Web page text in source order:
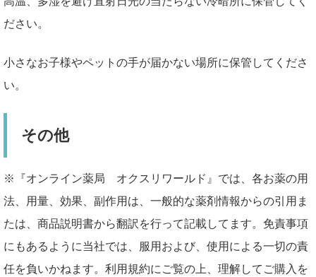
ださい。
小さなお子様やペットの手が届かない場所に保管してくださ
い。
その他
※『オンライン薬局 オクスリワールド』では、各お薬の用
法、用量、効果、副作用は、一般的な薬剤情報からの引用ま
たは、商品説明書から翻訳を行って記載してます。免責事項
にもあるように当社では、服用および、使用による一切の責
任を負いかねます。利用規約にご覧の上、理解してご購入を